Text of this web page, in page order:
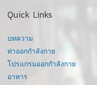
Quick Links
บทความ
ท่าออกกำลังกาย
โปรแกรมออกกำลังกาย
อาหาร